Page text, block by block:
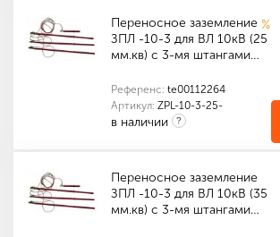
Переносное заземление
ЗПЛ -10-3 для ВЛ 10кВ (25
мм.кв) с 3-мя штангами…
Референс: te00112264
Артикул: ZPL-10-3-25-
в наличии ?
%
Переносное заземление
ЗПЛ -10-3 для ВЛ 10кВ (35
мм.кв) с 3-мя штангами…